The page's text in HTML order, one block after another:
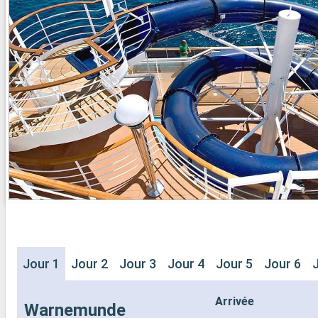
- Activités et divertissements pour
adultes, enfants et bébés
- Activités récréatives pour enfants
SERVICES
- Personnel qualifié multilingue
AUTRES PRIVILÈGES
- Points MSC Voyagers Club
- 20% de
prépayé
SPORT ET
-
Broadway
- Espace
-
- Salle de
- Activités
adultes,
- Activités
SERVICES
- Personnel
Jour 1 Jour 2 Jour 3 Jour 4 Jour 5 Jour 6
Warnemunde
Arrivée